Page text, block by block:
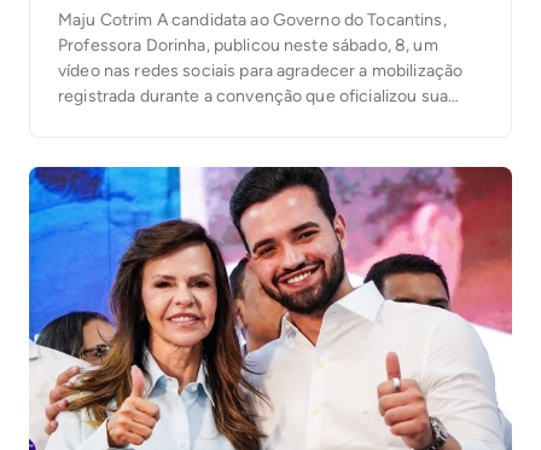
Maju Cotrim A candidata ao Governo do Tocantins,
Professora Dorinha, publicou neste sábado, 8, um
vídeo nas redes sociais para agradecer a mobilização
registrada durante a convenção que oficializou sua
destacou a presença das caravanas, lideranças e
apoiadores que participaram […]